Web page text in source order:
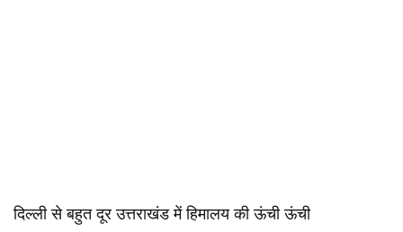
दिल्ली से बहुत दूर उत्तराखंड में हिमालय की ऊंची ऊंची